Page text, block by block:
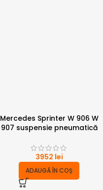
Mercedes Sprinter W 906 W
907 suspensie pneumatică
tone cu compresor
3952 lei
ADAUGĂ ÎN COȘ